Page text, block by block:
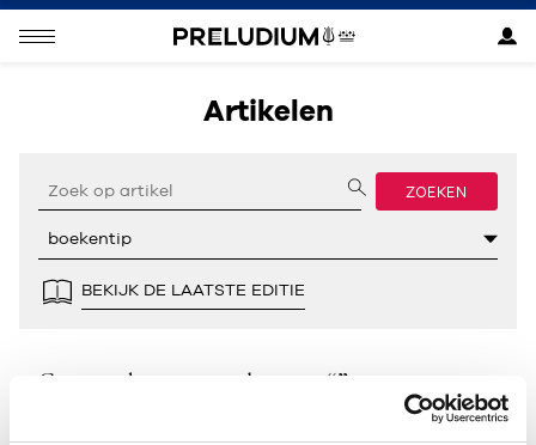
Artikelen
ZOEKEN
BEKIJK DE LAATSTE EDITIE
Geen resultaten gevonden voor “”.